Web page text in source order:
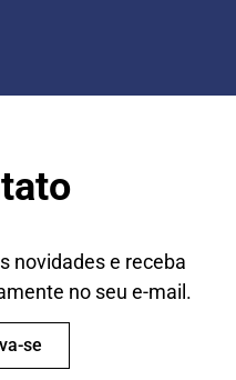
novidades e receba
no seu e-mail.
se